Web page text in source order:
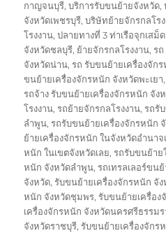
กาญจนบุรี,บริการรับขนย้ายจังหวัด,
จังหวัดเพชรบุรี,บริษัทย้ายจักรกลโร
โรงงาน,ปลายทางที่ 3 ท่าเรือจุกเส
จังหวัดชลบุรี, ย้ายจักรกลโรงงาน,ร
จังหวัดน่าน,รถ รับขนย้ายเครื่องจัก
ขนย้ายเครื่องจักรหนัก จังหวัดพะเยา
รถจ้าง รับขนย้ายเครื่องจักรหนัก จัง
โรงงาน,รถย้ายจักรกลโรงงาน,รถรั
ลำพูน,รถรับขนย้ายเครื่องจักรหนัก
ย้ายเครื่องจักรหนัก ในจังหวัดอำนาจ
หนัก ในเขตจังหวัดเลย,รถรับขนย้าย
หนัก จังหวัดลำพูน,รถเทรลเลอร์ขน
จังหวัด,รับขนย้ายเครื่องจักรหนัก จั
หนัก จังหวัดชุมพร,รับขนย้ายเครื่อง
เครื่องจักรหนัก จังหวัดนครศรีธรรม
จังหวัดราชบุรี,รับขนย้ายเครื่องจักร